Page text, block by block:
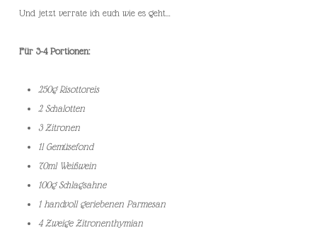
Und jetzt verrate ich euch wie es geht…
Für 3-4 Portionen:
250g Risottoreis
2 Schalotten
3 Zitronen
1l Gemüsefond
70ml Weißwein
100g Schlagsahne
1 handvoll geriebenen Parmesan
4 Zweige Zitronenthymian